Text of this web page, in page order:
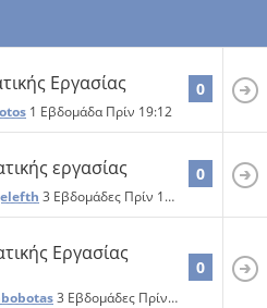
Εργασίας
1 Εβδομάδα Πρίν 19:12
0
εργασίας
3 Εβδομάδες Πρίν 14:07
0
Εργασίας
3 Εβδομάδες Πρίν 13:25
0